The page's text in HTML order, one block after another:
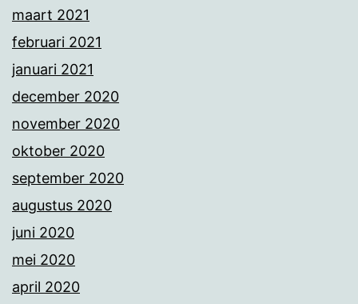
maart 2021
februari 2021
januari 2021
december 2020
november 2020
oktober 2020
september 2020
augustus 2020
juni 2020
mei 2020
april 2020